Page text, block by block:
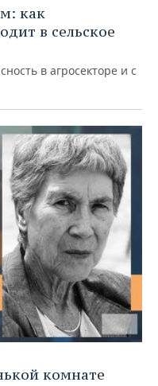
как
в сельское
в агросекторе и с
комнате